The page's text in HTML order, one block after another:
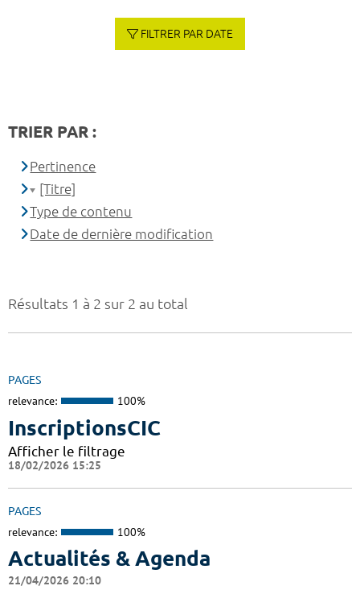
Résultats 1 à 2 sur 2 au total
PAGES
relevance: 100%
InscriptionsCIC
Afficher le filtrage
18/02/2026 15:25
PAGES
relevance: 100%
Actualités & Agenda
21/04/2026 20:10
FILTRER PAR DATE
TRIER PAR :
Pertinence
[Titre]
Type de contenu
Date de dernière modification